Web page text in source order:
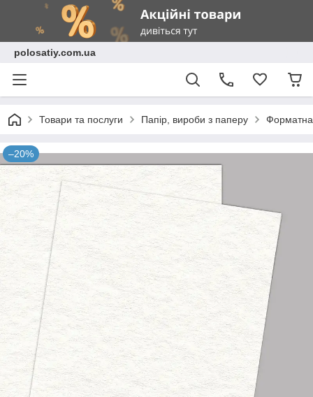
polosatiy.com.ua
Товари та послуги Папір, вироби з паперу Форматна
–20%